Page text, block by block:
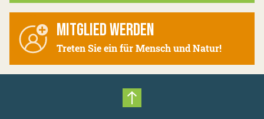
MITGLIED WERDEN
Treten Sie ein für Mensch und Natur!
Nach oben scrollen